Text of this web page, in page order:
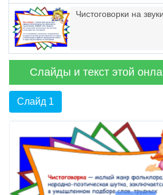
Чистоговорки на
Слайды и текст этой
Слайд 1